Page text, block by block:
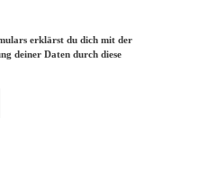
erklärst du dich mit der
deiner Daten durch diese